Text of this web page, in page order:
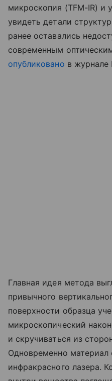
микроскопия (TFM-IR) и
увидеть детали
ранее оставались
современным
опубликовано в журнале
Главная идея метода
привычного
поверхности образца
микроскопический
и скручиваться из
Одновременно материал
инфракрасного лазера.